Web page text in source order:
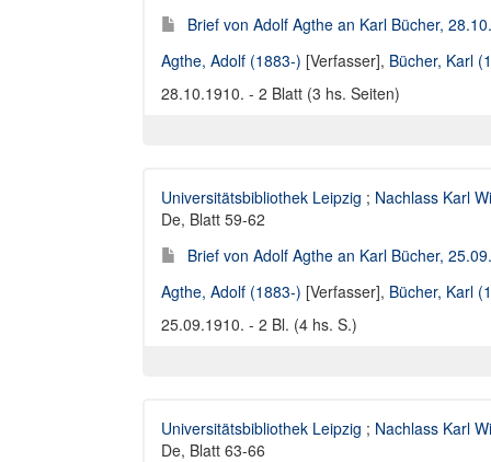
Brief von Adolf Agthe an Karl Bücher,
Agthe, Adolf (1883-) [Verfasser], Bücher, Karl
28.10.1910. - 2 Blatt (3 hs. Seiten)
Universitätsbibliothek Leipzig ; Nachlass Karl
De, Blatt 59-62
Brief von Adolf Agthe an Karl Bücher,
Agthe, Adolf (1883-) [Verfasser], Bücher, Karl
25.09.1910. - 2 Bl. (4 hs. S.)
Universitätsbibliothek Leipzig ; Nachlass Karl
De, Blatt 63-66